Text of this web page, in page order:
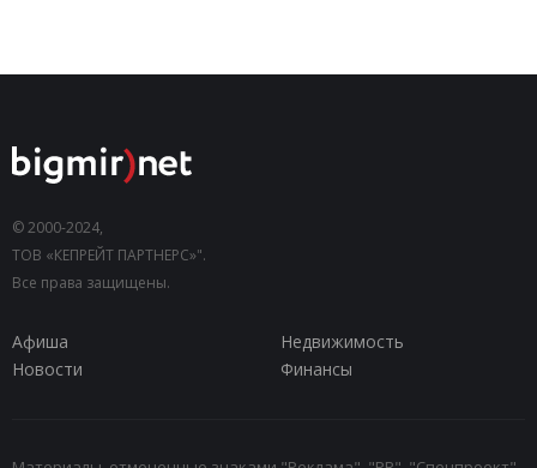
© 2000-2024,
ТОВ «КЕПРЕЙТ ПАРТНЕРС»".
Все права защищены.
Афиша
Недвижимость
Новости
Финансы